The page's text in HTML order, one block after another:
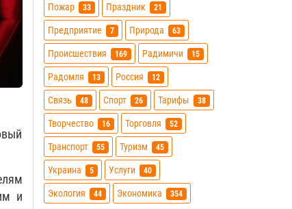
и
Пожар 33 Праздник 21
Предприятие 7 Природа 63
Происшествия 169 Радимичи 15
Радомля 13 Россия 12
Связь 48 Спорт 26 Тарифы 38
Творчество 16 Торговля 52
Транспорт 55 Туризм 45
Украина 5 Услуги 40
Экология 44 Экономика 354